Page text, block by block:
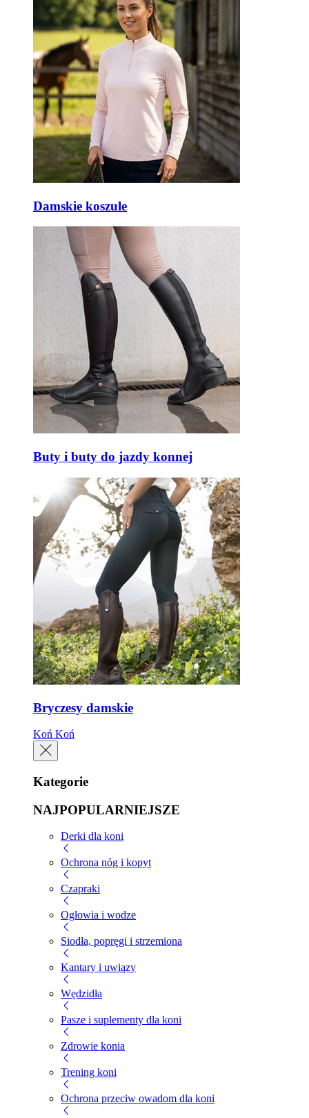
Damskie koszule
Buty i buty do jazdy konnej
Bryczesy damskie
Koń Koń
Kategorie
NAJPOPULARNIEJSZE
Derki dla koni
Ochrona nóg i kopyt
Czapraki
Ogłowia i wodze
Siodła, popręgi i strzemiona
Kantary i uwiązy
Wędzidła
Pasze i suplementy dla koni
Zdrowie konia
Trening koni
Ochrona przeciw owadom dla koni